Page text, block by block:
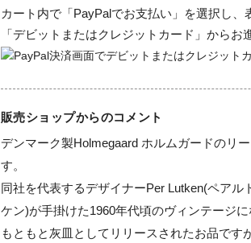
カート内で「PayPalでお支払い」を選択し、
「デビットまたはクレジットカード」からお
販売ショップからのコメント
デンマーク製Holmegaard ホルムガードのリ
す。
同社を代表するデザイナーPer Lutken(ペアル
ケン)が手掛けた1960年代頃のヴィンテージに
もともと灰皿としてリリースされたお品です